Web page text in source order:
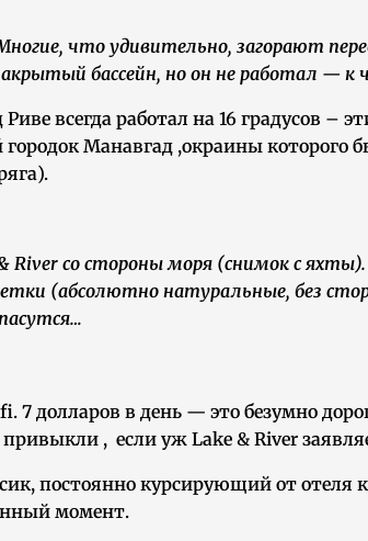
что удивительно, загорают
бассейн, но он не работал — к
всегда работал на 16 градусов –
городок Манавгад ,окраины
со стороны моря (снимок с
(абсолютно натуральные, без
7 долларов в день — это безумно
, если уж Lake & River
постоянно курсирующий от
момент.